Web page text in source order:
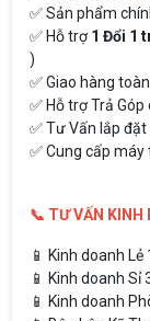
✅ Sản phẩm
✅ Hỗ trợ1 Đổi 1
)
✅ Giao hàng
✅ Hỗ trợ Trả
✅ Tư Vấn lắp
✅ Cung cấp máy
📞 TƯ VẤN KINH
📱 Kinh doanh
📱 Kinh doanh
📱 Kinh doanh